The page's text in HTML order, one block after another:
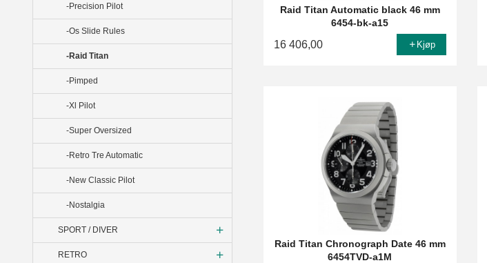
-Precision Pilot
-Os Slide Rules
-Raid Titan
-Pimped
-Xl Pilot
-Super Oversized
-Retro Tre Automatic
-New Classic Pilot
-Nostalgia
SPORT / DIVER
RETRO
Raid Titan Automatic black 46 mm
6454-bk-a15
16 406,00 Kjøp
Raid Titan Chronograph Date 46 mm
6454TVD-a1M